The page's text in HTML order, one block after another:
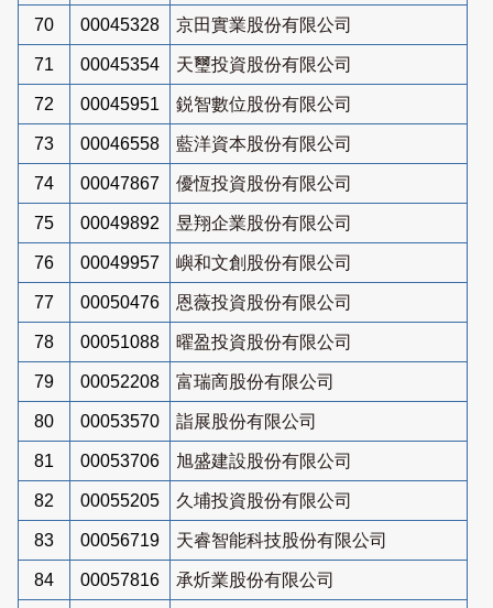
70 00045328 京田實業股份有限公司
71 00045354 天璽投資股份有限公司
72 00045951 鋭智數位股份有限公司
73 00046558 藍洋資本股份有限公司
74 00047867 優恆投資股份有限公司
75 00049892 昱翔企業股份有限公司
76 00049957 嶼和文創股份有限公司
77 00050476 恩薇投資股份有限公司
78 00051088 曜盈投資股份有限公司
79 00052208 富瑞啇股份有限公司
80 00053570 詣展股份有限公司
81 00053706 旭盛建設股份有限公司
82 00055205 久埔投資股份有限公司
83 00056719 天睿智能科技股份有限公司
84 00057816 承炘業股份有限公司